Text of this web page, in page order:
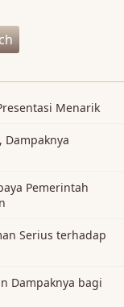
Menarik
Dampaknya
Pemerintah
Serius terhadap
Dampaknya bagi